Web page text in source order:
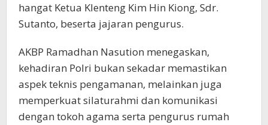
hangat Ketua Klenteng Kim Hin Kiong, Sdr.
Sutanto, beserta jajaran pengurus.
AKBP Ramadhan Nasution menegaskan,
kehadiran Polri bukan sekadar memastikan
aspek teknis pengamanan, melainkan juga
memperkuat silaturahmi dan komunikasi
dengan tokoh agama serta pengurus rumah